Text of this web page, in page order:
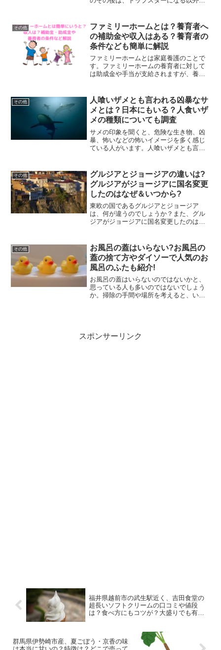
も幅広い分野で活躍しているようです。
その他
ファミリーホームとは？養育者へ
の補助金や収入はある？養育者の
条件なども簡単に解説
ファミリーホームとは家庭養護のことで
す。ファミリーホームの養育者に対して
は助成金や手当が支給されますが、養育
その他
人喰いザメとも言われる凶暴なサ
メとは？日本にもいる？人食いザ
メの種類についても調査
サメの印象を聞くと、危険な生き物、凶
暴、怖いなどの怖いイメージを多く感じ
ている人がいます。人喰いザメとも言わ
記事ではこういった疑問への答えや、人
食いザメの種類やサメの生...
その他
グルジアとジョージアの違いは?
グルジアがジョージアに国名変更
したのはなぜ＆いつから?
東欧の国であるグルジアとジョージア
は、何が違うのでしょうか？また、グル
ジアがジョージアに国名変更したのはな
いますか？この記事では違いや変更理
由、ジョージアとはどんな国でど...
その他
お風呂の蓋はいらない?お風呂の
蓋の捨て方やダイソーで人気のお
風呂のふたも紹介!
お風呂の蓋はいらないのではないかと、
思っている人も多いのではないでしょう
か。掃除の手間や場所を考えると、いら
スポンサーリンク
福井県越前市の武生駅近く、吉田食堂の
超長いソフトクリームの口コミや値段
は？食べ方にもコツが？大盛りでも有
群馬県伊勢崎市産、夏ごぼう・京香の味